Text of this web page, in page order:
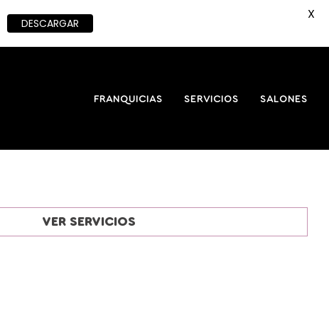
FRANQUICIAS SERVICIOS SALONES
VER SERVICIOS
DESCARGAR
X